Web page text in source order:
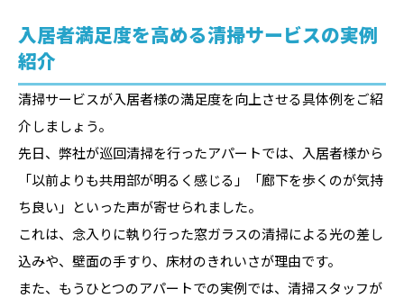
入居者満足度を高める清掃サービスの実例
紹介
清掃サービスが入居者様の満足度を向上させる具体例をご紹
介しましょう。
先日、弊社が巡回清掃を行ったアパートでは、入居者様から
「以前よりも共用部が明るく感じる」「廊下を歩くのが気持
ち良い」といった声が寄せられました。
これは、念入りに執り行った窓ガラスの清掃による光の差し
込みや、壁面の手すり、床材のきれいさが理由です。
また、もうひとつのアパートでの実例では、清掃スタッフが